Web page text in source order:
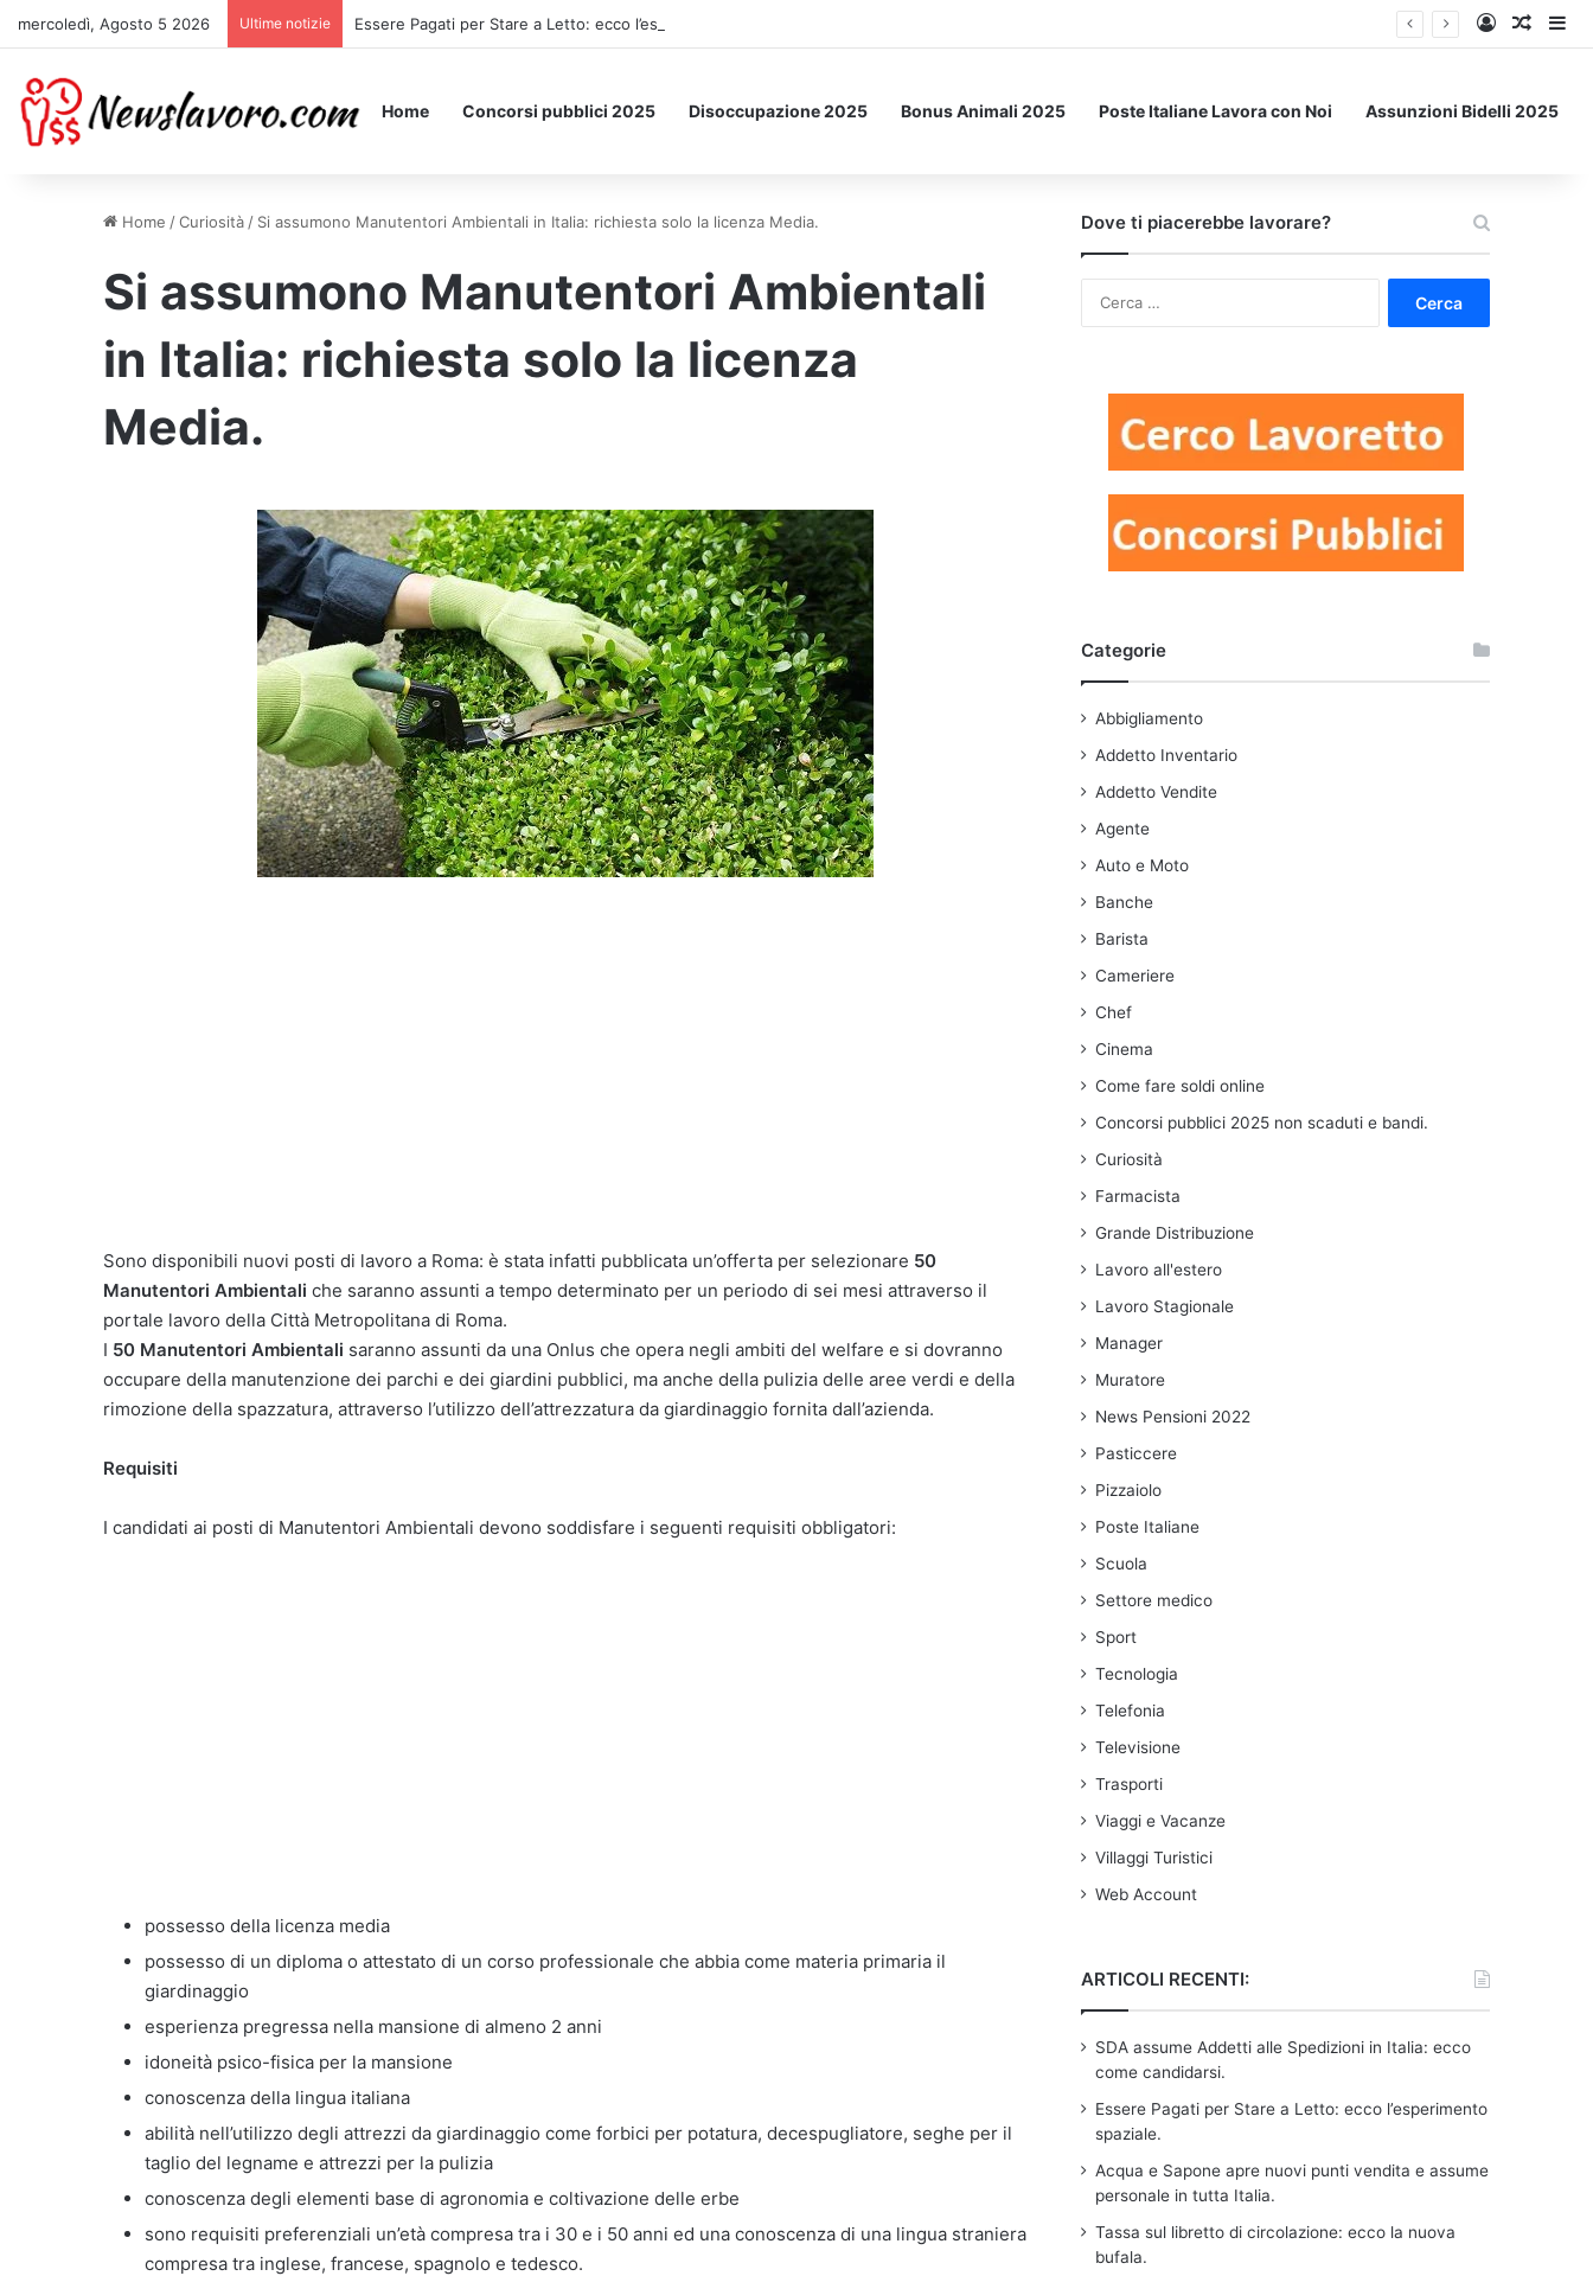
mercoledì, Agosto 5 2026 Ultime notizie Essere Pagati per Stare a Letto: ecco l’esperimento spaziale. Accedi
Un
Home Concorsi pubblici 2025 Disoccupazione 2025 Bonus Animali 2025 Poste Italiane Lavora con Noi Assunzioni Bidelli 2025
Home /Curiosità / Si assumono Manutentori Ambientali in Italia: richiesta solo la licenza Media.
Si assumono Manutentori Ambientali
in Italia: richiesta solo la licenza
Media.
Sono disponibili nuovi posti di lavoro a Roma: è stata infatti pubblicata un’offerta per selezionare 50
Manutentori Ambientali che saranno assunti a tempo determinato per un periodo di sei mesi attraverso il
portale lavoro della Città Metropolitana di Roma.
I 50 Manutentori Ambientali saranno assunti da una Onlus che opera negli ambiti del welfare e si dovranno
occupare della manutenzione dei parchi e dei giardini pubblici, ma anche della pulizia delle aree verdi e della
rimozione della spazzatura, attraverso l’utilizzo dell’attrezzatura da giardinaggio fornita dall’azienda.
Requisiti
I candidati ai posti di Manutentori Ambientali devono soddisfare i seguenti requisiti obbligatori:
possesso della licenza media
possesso di un diploma o attestato di un corso professionale che abbia come materia primaria il
giardinaggio
esperienza pregressa nella mansione di almeno 2 anni
idoneità psico-fisica per la mansione
conoscenza della lingua italiana
abilità nell’utilizzo degli attrezzi da giardinaggio come forbici per potatura, decespugliatore, seghe per il
taglio del legname e attrezzi per la pulizia
conoscenza degli elementi base di agronomia e coltivazione delle erbe
sono requisiti preferenziali un’età compresa tra i 30 e i 50 anni ed una conoscenza di una lingua straniera
compresa tra inglese, francese, spagnolo e tedesco.
Dove ti piacerebbe lavorare?
Categorie
Abbigliamento
Addetto Inventario
Addetto Vendite
Agente
Auto e Moto
Banche
Barista
Cameriere
Chef
Cinema
Come fare soldi online
Concorsi pubblici 2025 non scaduti e bandi.
Curiosità
Farmacista
Grande Distribuzione
Lavoro all'estero
Lavoro Stagionale
Manager
Muratore
News Pensioni 2022
Pasticcere
Pizzaiolo
Poste Italiane
Scuola
Settore medico
Sport
Tecnologia
Telefonia
Televisione
Trasporti
Viaggi e Vacanze
Villaggi Turistici
Web Account
ARTICOLI RECENTI:
SDA assume Addetti alle Spedizioni in Italia: ecco
come candidarsi.
Essere Pagati per Stare a Letto: ecco l’esperimento
spaziale.
Acqua e Sapone apre nuovi punti vendita e assume
personale in tutta Italia.
Tassa sul libretto di circolazione: ecco la nuova
bufala.